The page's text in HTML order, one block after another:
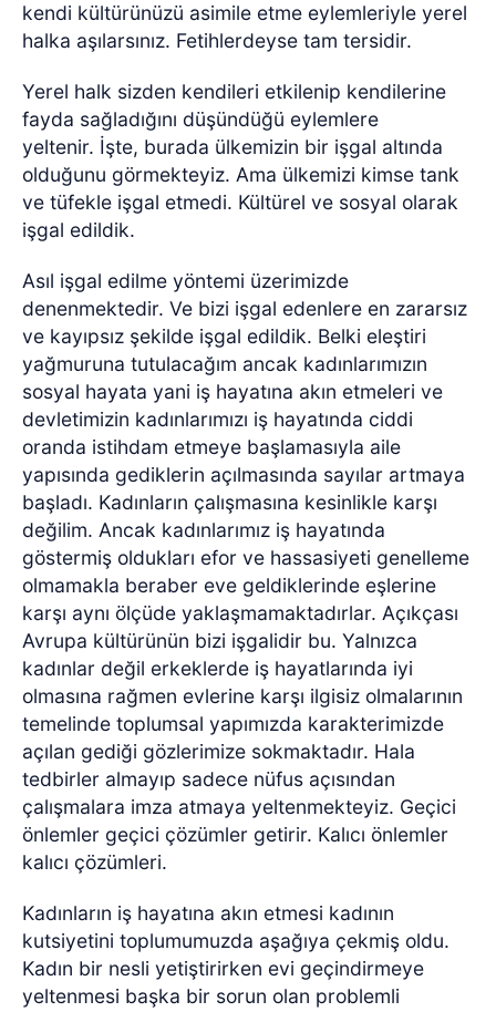
kendi kültürünüzü asimile etme eylemleriyle yerel
halka aşılarsınız. Fetihlerdeyse tam tersidir.
Yerel halk sizden kendileri etkilenip kendilerine
fayda sağladığını düşündüğü eylemlere
yeltenir. İşte, burada ülkemizin bir işgal altında
olduğunu görmekteyiz. Ama ülkemizi kimse tank
ve tüfekle işgal etmedi. Kültürel ve sosyal olarak
işgal edildik.
Asıl işgal edilme yöntemi üzerimizde
denenmektedir. Ve bizi işgal edenlere en zararsız
ve kayıpsız şekilde işgal edildik. Belki eleştiri
yağmuruna tutulacağım ancak kadınlarımızın
sosyal hayata yani iş hayatına akın etmeleri ve
devletimizin kadınlarımızı iş hayatında ciddi
oranda istihdam etmeye başlamasıyla aile
yapısında gediklerin açılmasında sayılar artmaya
başladı. Kadınların çalışmasına kesinlikle karşı
değilim. Ancak kadınlarımız iş hayatında
göstermiş oldukları efor ve hassasiyeti genelleme
olmamakla beraber eve geldiklerinde eşlerine
karşı aynı ölçüde yaklaşmamaktadırlar. Açıkçası
Avrupa kültürünün bizi işgalidir bu. Yalnızca
kadınlar değil erkeklerde iş hayatlarında iyi
olmasına rağmen evlerine karşı ilgisiz olmalarının
temelinde toplumsal yapımızda karakterimizde
açılan gediği gözlerimize sokmaktadır. Hala
tedbirler almayıp sadece nüfus açısından
çalışmalara imza atmaya yeltenmekteyiz. Geçici
önlemler geçici çözümler getirir. Kalıcı önlemler
kalıcı çözümleri.
Kadınların iş hayatına akın etmesi kadının
kutsiyetini toplumumuzda aşağıya çekmiş oldu.
Kadın bir nesli yetiştirirken evi geçindirmeye
yeltenmesi başka bir sorun olan problemli